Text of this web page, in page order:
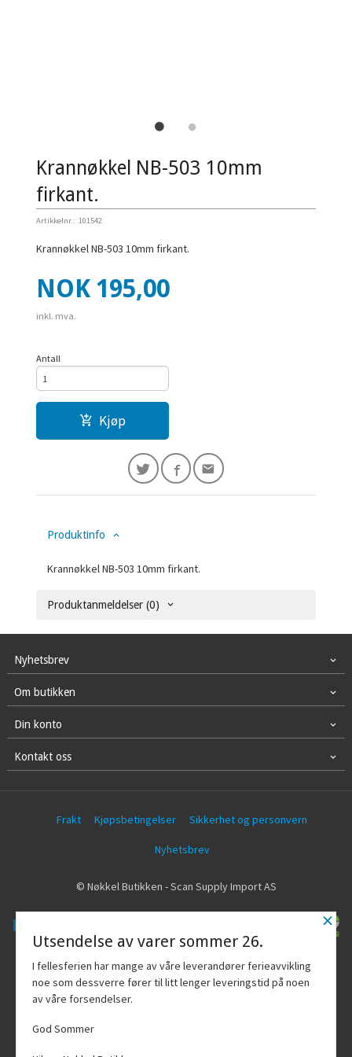
Krannøkkel NB-503 10mm
firkant.
Artikkelnr.: 101542
Krannøkkel NB-503 10mm firkant.
Pris
NOK 195,00
inkl. mva.
Antall
Kjøp
Produktinfo
Krannøkkel NB-503 10mm firkant.
Produktanmeldelser (0)
Nyhetsbrev
Om butikken
Din konto
Kontakt oss
Frakt Kjøpsbetingelser Sikkerhet og personvern
Nyhetsbrev
© Nøkkel Butikken - Scan Supply Import AS
Vår nettbutikk bruker cookies slik at du
får en bedre kjøpsopplevelse og vi kan
yte deg bedre service. Vi bruker cookies
hovedsaklig til å lagre
×
Utsendelse av varer sommer 26.
I fellesferien har mange av våre leverandører ferieavvikling
noe som dessverre fører til litt lenger leveringstid på noen
av våre forsendelser.
God Sommer